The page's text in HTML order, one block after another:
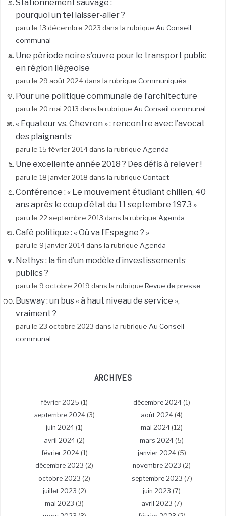
Stationnement sauvage :
pourquoi un tel laisser-aller ?
paru le 13 décembre 2023 dans la rubrique Au Conseil
communal
Une période noire s’ouvre pour le transport public
en région liégeoise
paru le 29 août 2024 dans la rubrique Communiqués
Pour une politique communale de l’architecture
paru le 20 mai 2013 dans la rubrique Au Conseil communal
« Equateur vs. Chevron » : rencontre avec l’avocat
des plaignants
paru le 15 février 2014 dans la rubrique Agenda
Une excellente année 2018 ? Des défis à relever !
paru le 18 janvier 2018 dans la rubrique Contact
Conférence : « Le mouvement étudiant chilien, 40
ans après le coup d’état du 11 septembre 1973 »
paru le 22 septembre 2013 dans la rubrique Agenda
Café politique : « Où va l’Espagne ? »
paru le 9 janvier 2014 dans la rubrique Agenda
Nethys : la fin d’un modèle d’investissements
publics ?
paru le 9 octobre 2019 dans la rubrique Revue de presse
Busway : un bus « à haut niveau de service »,
vraiment ?
paru le 23 octobre 2023 dans la rubrique Au Conseil
communal
ARCHIVES
février 2025 (1) décembre 2024 (1)
septembre 2024(3) août 2024 (4)
juin 2024 (1) mai 2024 (12)
avril 2024 (2) mars 2024 (5)
février 2024(1) janvier 2024(5)
décembre 2023 (2) novembre 2023 (2)
octobre 2023 (2) septembre 2023 (7)
juillet 2023 (2) juin 2023 (7)
mai 2023 (3) avril 2023 (7)